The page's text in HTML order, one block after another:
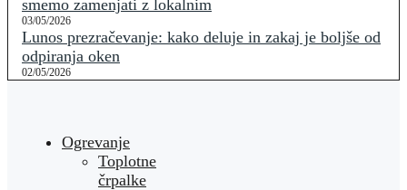
smemo zamenjati z lokalnim
03/05/2026
Lunos prezračevanje: kako deluje in zakaj je boljše od
odpiranja oken
02/05/2026
Ogrevanje
Toplotne
črpalke